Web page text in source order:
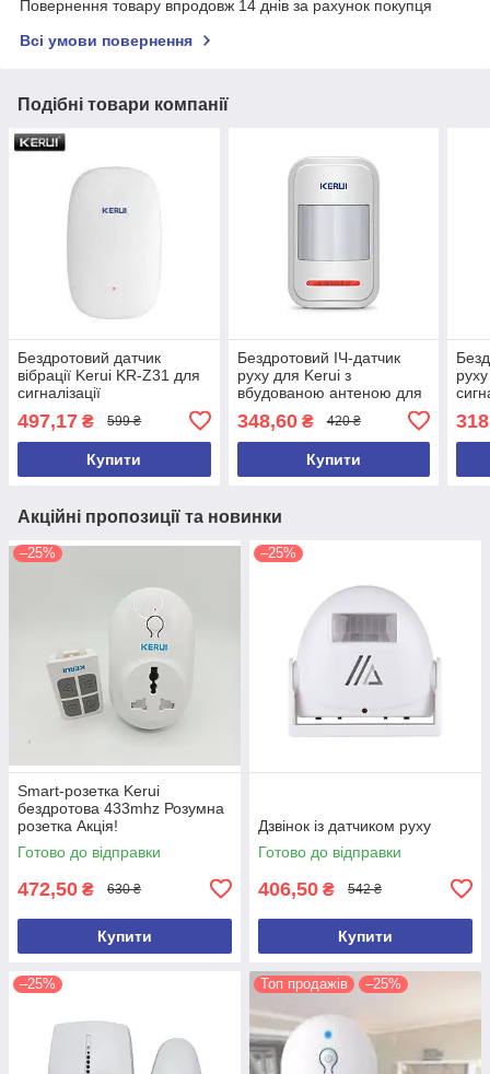
Повернення товару впродовж 14 днів за рахунок покупця
Всі умови повернення
Подібні товари компанії
Бездротовий датчик
вібрації Kerui KR-Z31 для
сигналізації
497,17 ₴ 599 ₴
Купити
Бездротовий ІЧ-датчик
руху для Kerui з
вбудованою антеною для
348,60₴ 420 ₴
Купити
Акційні пропозиції та новинки
–25%
Smart-розетка Kerui
бездротова 433mhz Розумна
розетка Акція!
Готово до відправки
472,50 ₴ 630 ₴
Купити
–25%
Дзвінок із датчиком руху
Готово до відправки
406,50 ₴ 542 ₴
Купити
–25% Топ продажів –25%